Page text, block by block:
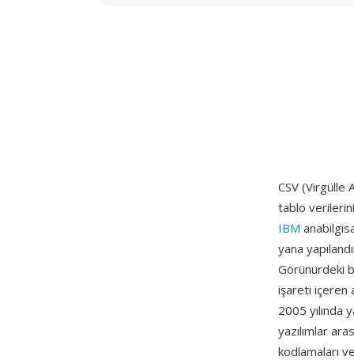
CSV (Virgülle
tablo
IBM
yana
Görünürdeki
işareti içeren
2005 yılında
yazılımlar
kodlamaları